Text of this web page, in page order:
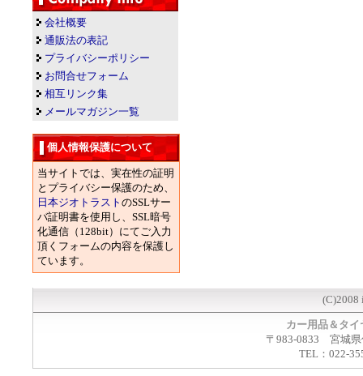
会社概要
通販法の表記
プライバシーポリシー
お問合せフォーム
相互リンク集
メールマガジン一覧
個人情報保護について
当サイトでは、実在性の証明
とプライバシー保護のため、
日本ジオトラスト のSSLサー
バ証明書を使用し、SSL暗号
化通信（128bit）にてご入力
頂くフォームの内容を保護し
ています。
(C)2008
カー用品＆タ
〒983-0833 宮城県
TEL：022-